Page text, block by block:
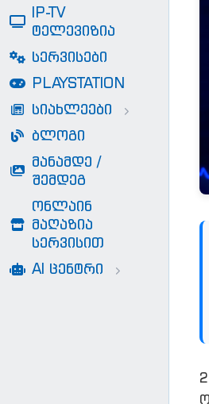
IP-TV
ტელევიზია
სერვისები
PLAYSTATION
სიახლეები
ბლოგი
მანამდე /
შემდეგ
ონლაინ
მაღაზია
სერვისით
AI ცენტრი